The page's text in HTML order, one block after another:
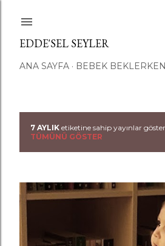
EDDE'SEL SEYLER
ANA SAYFA BEBEK BEKLERKEN
K
y
ı
t
7 AYLIK etiketine sahip yayınlar
TÜMÜNÜ GÖSTER